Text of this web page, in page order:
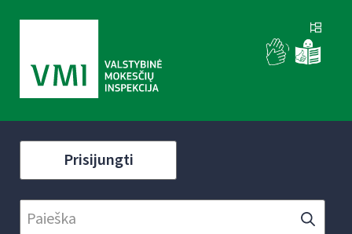
Prisijungti